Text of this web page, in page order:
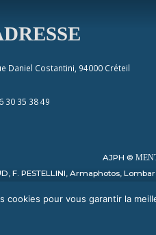
Daniel Costantini, 94000 Créteil
30 35 38 49
AJPH ©
F. PESTELLINI, Armaphotos,
cookies pour vous garantir la